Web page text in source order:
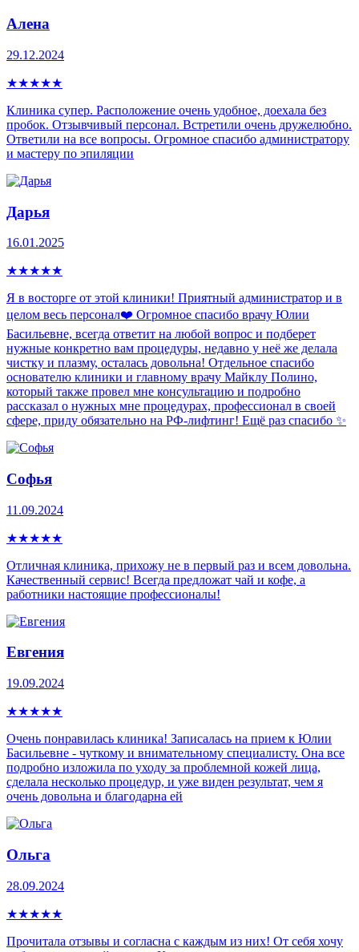
Алена
29.12.2024
★★★★★
Клиника супер. Расположение очень удобное, доехала без
пробок. Отзывчивый персонал. Встретили очень дружелюбно.
Ответили на все вопросы. Огромное спасибо администратору
и мастеру по эпиляции
Дарья
16.01.2025
★★★★★
Я в восторге от этой клиники! Приятный администратор и в
целом весь персонал❤️ Огромное спасибо врачу Юлии
Басильевне, всегда ответит на любой вопрос и подберет
нужные конкретно вам процедуры, недавно у неё же делала
чистку и плазму, осталась довольна! Отдельное спасибо
основателю клиники и главному врачу Майклу Полино,
который также провел мне консультацию и подробно
рассказал о нужных мне процедурах, профессионал в своей
сфере, приду обязательно на РФ-лифтинг! Ещё раз спасибо ✨
Софья
11.09.2024
★★★★★
Отличная клиника, прихожу не в первый раз и всем довольна.
Качественный сервис! Всегда предложат чай и кофе, а
работники настоящие профессионалы!
Евгения
19.09.2024
★★★★★
Очень понравилась клиника! Записалась на прием к Юлии
Басильевне - чуткому и внимательному специалисту. Она все
подробно изложила по уходу за проблемной кожей лица,
сделала несколько процедур, и уже виден результат, чем я
очень довольна и благодарна ей
Ольга
28.09.2024
★★★★★
Прочитала отзывы и согласна с каждым из них! От себя хочу